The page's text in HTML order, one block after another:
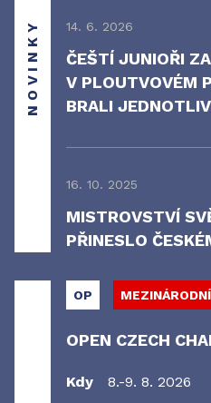
NOVINKY 14. 6. 2026
ČEŠTÍ JUNIOŘI
V PLOUTVOVÉM
BRALI
16. 10. 2025
MISTROVSTVÍ
PŘINESLO
OP MEZINÁRODNÍ
OPEN CZECH
Kdy
8.-9. 8. 2026